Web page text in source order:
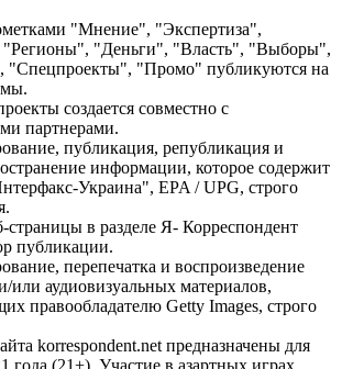
"Мнение", "Экспертиза",
"Регионы", "Деньги", "Власть", "Выборы",
"Спецпроекты", "Промо" публикуются на
создается совместно с
партнерами.
публикация, републикация и
информации, которое содержит
Украина", EPA / UPG, строго
страницы в разделе Я- Корреспондент
публикации.
перепечатка и воспроизведение
или аудиовизуальных материалов,
правообладателю Getty Images, строго
korrespondent.net предназначены для
года (21+). Участие в азартных играх